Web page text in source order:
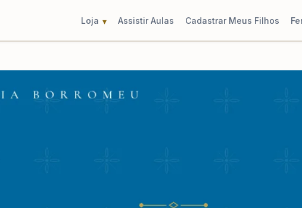
Loja Assistir Aulas Cadastrar Meus Filhos